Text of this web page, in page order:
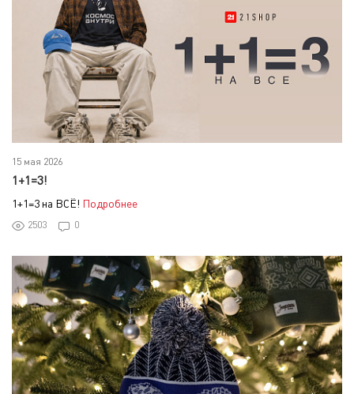
15 мая 2026
1+1=3!
1+1=3 на ВСЁ! Подробнее
2503 0